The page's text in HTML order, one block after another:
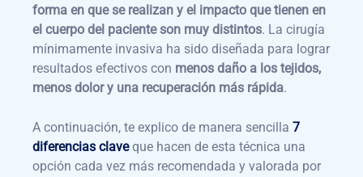
forma en que se realizan y el impacto que tienen en
el cuerpo del paciente son muy distintos. La cirugía
mínimamente invasiva ha sido diseñada para lograr
resultados efectivos con menos daño a los tejidos,
menos dolor y una recuperación más rápida.
A continuación, te explico de manera sencilla 7
diferencias claveque hacen de esta técnica una
opción cada vez más recomendada y valorada por